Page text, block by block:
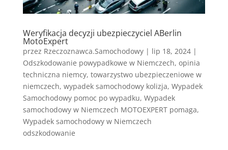
Weryfikacja decyzji ubezpieczyciel ABerlin
MotoExpert
przez Rzeczoznawca.Samochodowy| lip 18, 2024|
Odszkodowanie powypadkowe w Niemczech, opinia
techniczna niemcy, towarzystwo ubezpieczeniowe w
niemczech, wypadek samochodowy kolizja, Wypadek
Samochodowy pomoc po wypadku, Wypadek
samochodowy w Niemczech MOTOEXPERT pomaga,
Wypadek samochodowy w Niemczech
odszkodowanie